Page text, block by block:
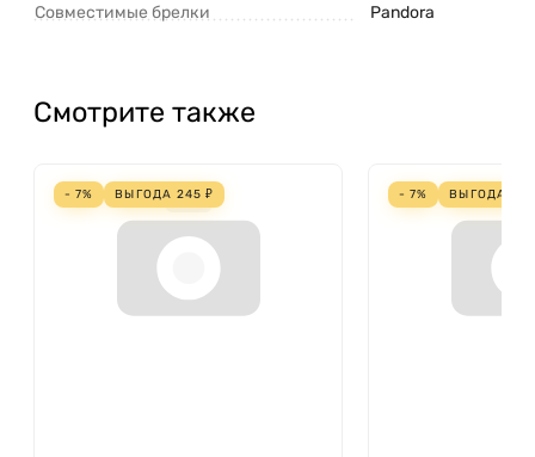
Совместимые брелки Pandora
Смотрите также
- 7% ВЫГОДА 245 ₽ - 7% ВЫГОДА